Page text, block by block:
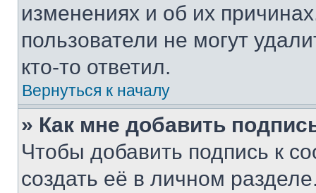
изменениях и об их
пользователи не могут
кто-то ответил.
Вернуться к началу
» Как мне добавить
Чтобы добавить подпись к
создать её в личном